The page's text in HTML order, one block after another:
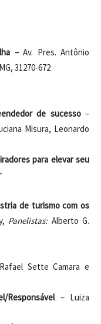
–Av. Pres. Antônio
31270-672
de sucesso–
Misura, Leonardo
para elevar seu
de turismo com os
Panelistas: Alberto G.
Sette Camara e
Responsável– Luiza